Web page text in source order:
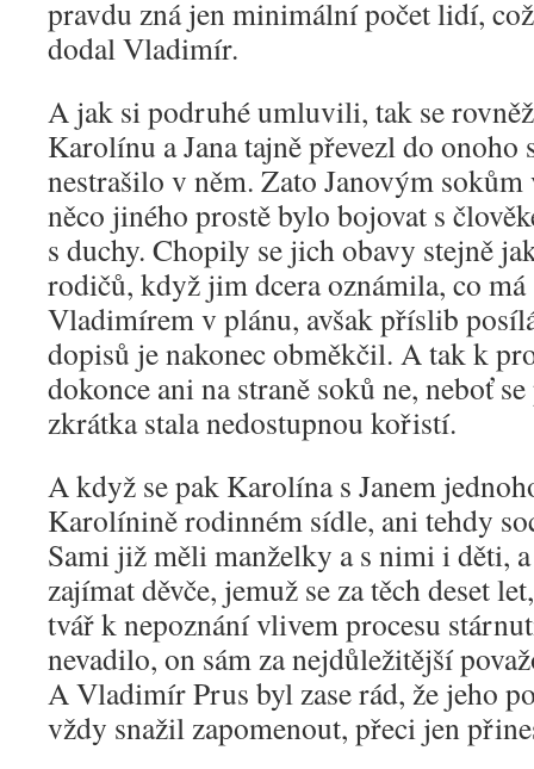
pravdu zná jen minimální počet lidí,
dodal Vladimír.
A jak si podruhé umluvili, tak se
Karolínu a Jana tajně převezl do onoho
nestrašilo v něm. Zato Janovým
něco jiného prostě bylo bojovat s
s duchy. Chopily se jich obavy stejně
rodičů, když jim dcera oznámila, co
Vladimírem v plánu, avšak příslib
dopisů je nakonec obměkčil. A tak k
dokonce ani na straně soků ne, neboť
zkrátka stala nedostupnou kořistí.
A když se pak Karolína s Janem
Karolínině rodinném sídle, ani tehdy
Sami již měli manželky a s nimi i děti,
zajímat děvče, jemuž se za těch deset
tvář k nepoznání vlivem procesu
nevadilo, on sám za nejdůležitější
A Vladimír Prus byl zase rád, že jeho
vždy snažil zapomenout, přeci jen